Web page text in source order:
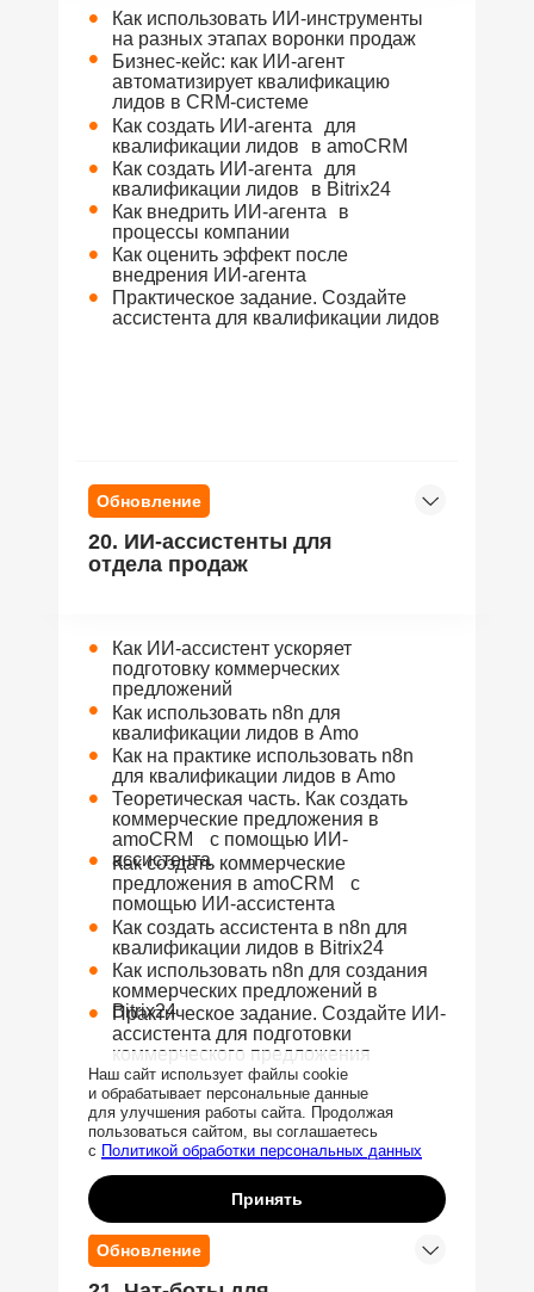
Заказать звонок
Как использовать ИИ-инструменты
на разных этапах воронки продаж
•
Бизнес-кейс: как ИИ-агент
автоматизирует квалификацию
лидов в CRM-системе
•
Как создать ИИ-агента для
квалификации лидов в amoСRM
•
Как создать ИИ-агента для
квалификации лидов в Bitrix24
•
Как внедрить ИИ-агента в
процессы компании
•
Как оценить эффект после
внедрения ИИ-агента
•
Практическое задание. Cоздайте
ассистента для квалификации лидов
•
20. ИИ-ассистенты для
отдела продаж
Обновление
Как ИИ-ассистент ускоряет
подготовку коммерческих
предложений
•
Как использовать n8n для
квалификации лидов в Amo
•
Как на практике использовать n8n
для квалификации лидов в Amo
•
Теоретическая часть. Как создать
коммерческие предложения в
amoCRM с помощью ИИ-
ассистента
•
Как создать коммерческие
предложения в amoCRM с
помощью ИИ-ассистента
•
Как создать ассистента в n8n для
квалификации лидов в Bitrix24
•
Как использовать n8n для создания
коммерческих предложений в
Bitrix24
•
Практическое задание. Создайте ИИ-
ассистента для подготовки
коммерческого предложения
•
Обновление
Принять
Наш сайт использует файлы cookie
и обрабатывает персональные данные
для улучшения работы сайта. Продолжая
пользоваться сайтом, вы соглашаетесь
с Политикой обработки персональных данных